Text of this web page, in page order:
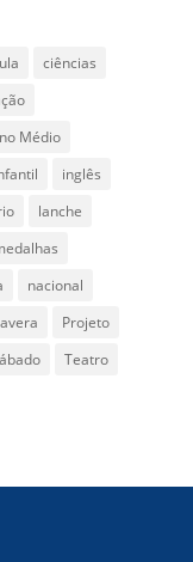
ciências
Médio
inglês
lanche
nacional
Projeto
Teatro